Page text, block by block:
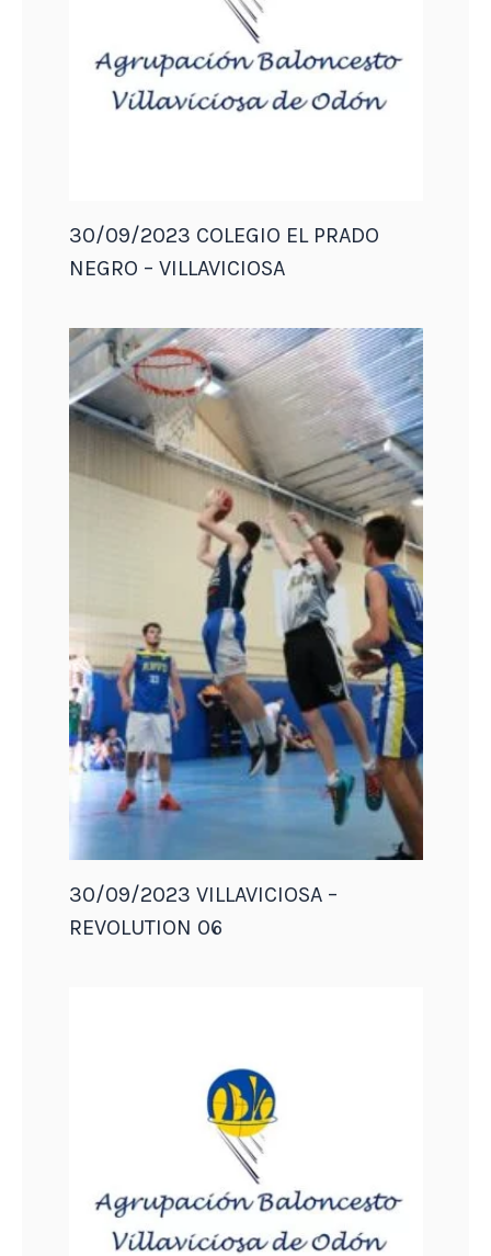
30/09/2023 COLEGIO EL PRADO
NEGRO – VILLAVICIOSA
30/09/2023 VILLAVICIOSA –
REVOLUTION 06